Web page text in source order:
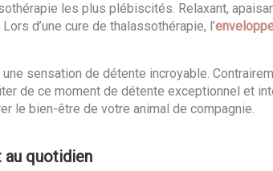
les plus plébiscités. Relaxant,
d’une cure de thalassothérapie, l’
sensation de détente incroyable.
de ce moment de détente exceptionnel et
le bien-être de votre animal de compagnie.
quotidien